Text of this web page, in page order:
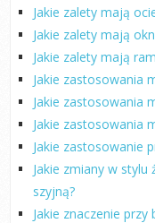
Jakie zalety mają
Jakie zalety mają
Jakie zalety mają
Jakie zastosowania
Jakie zastosowania
Jakie zastosowania
Jakie zastosowanie
Jakie zmiany w stylu
szyjną?
Jakie znaczenie